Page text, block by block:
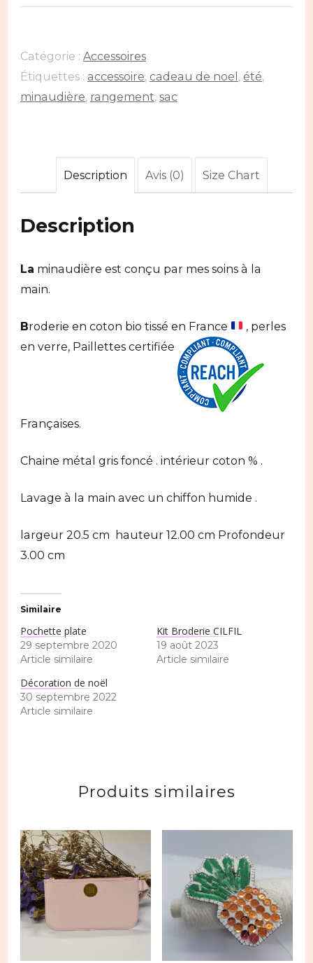
Catégorie : Accessoires
Étiquettes : accessoire, cadeau de noel , été,
minaudière, rangement, sac
Description Avis (0) Size Chart
Description
La minaudière est conçu par mes soins à la
main.
Broderie en coton bio tissé en France
, perles
en verre, Paillettes certifiée
Françaises.
Chaine métal gris foncé . intérieur coton % .
Lavage à la main avec un chiffon humide .
largeur 20.5 cm hauteur 12.00 cm Profondeur
3.00 cm
Similaire
Pochette plate
29 septembre 2020
Article similaire
Kit Broderie CILFIL
19 août 2023
Article similaire
Décoration de noël
30 septembre 2022
Article similaire
Produits similaires